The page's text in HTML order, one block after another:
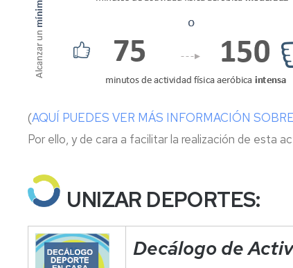
(AQUÍ PUEDES VER MÁS INFORMACIÓN
Por ello, y de cara a facilitar la realización de esta
UNIZAR DEPORTES:
Decálogo de